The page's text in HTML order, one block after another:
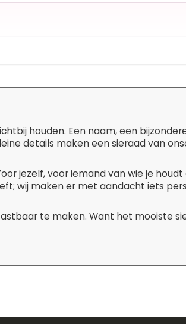
houden. Een naam, een
details maken een sieraad van
jezelf, voor iemand van wie je
wij maken er met aandacht iets
te maken. Want het mooiste